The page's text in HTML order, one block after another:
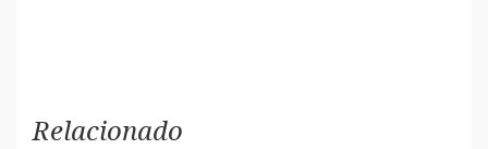
Relacionado